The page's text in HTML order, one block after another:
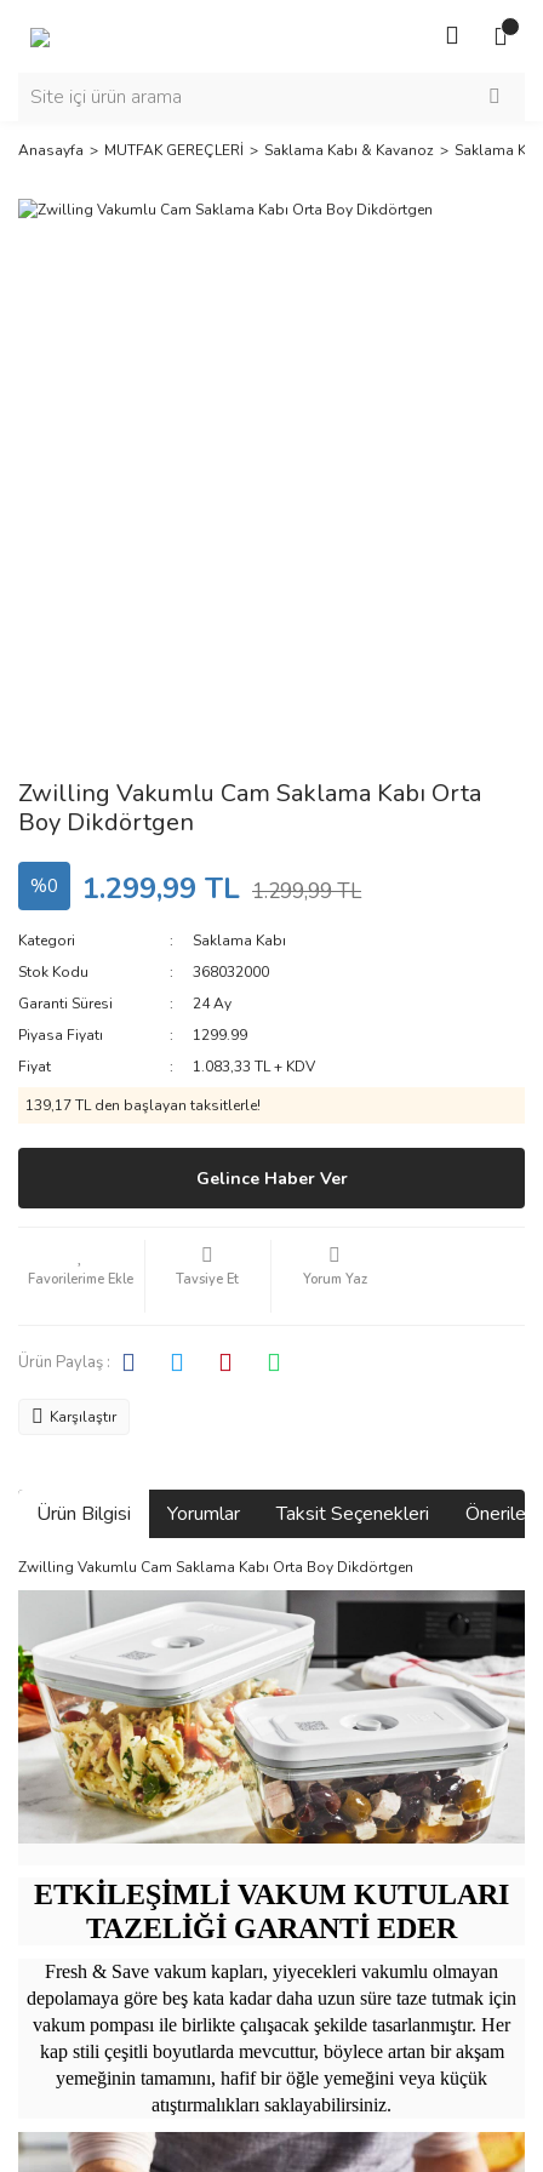
Anasayfa MUTFAK GEREÇLERİ Saklama Kabı & Kavanoz Saklama
Zwilling Vakumlu Cam Saklama Kabı Orta
Boy Dikdörtgen
%0 1.299,99 TL 1.299,99 TL
Kategori
Saklama Kabı
Stok Kodu
368032000
Garanti Süresi
24 Ay
Piyasa Fiyatı
1299.99
Fiyat
1.083,33 TL + KDV
139,17 TL den başlayan taksitlerle!
Gelince Haber Ver
Tavsiye Et Yorum Yaz
Ürün Paylaş :
Karşılaştır
Ürün Bilgisi Yorumlar Taksit Seçenekleri
Zwilling Vakumlu Cam Saklama Kabı Orta Boy Dikdörtgen
ETKİLEŞİMLİ VAKUM KUTULARI
TAZELİĞİ GARANTİ EDER
Fresh & Save vakum kapları, yiyecekleri vakumlu olmayan
depolamaya göre beş kata kadar daha uzun süre taze tutmak için
vakum pompası ile birlikte çalışacak şekilde tasarlanmıştır. Her
kap stili çeşitli boyutlarda mevcuttur, böylece artan bir akşam
yemeğinin tamamını, hafif bir öğle yemeğini veya küçük
atıştırmalıkları saklayabilirsiniz.